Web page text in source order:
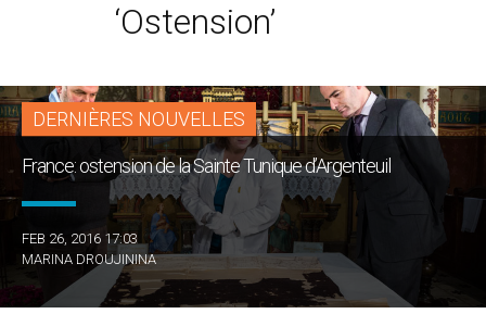
‘ostension’
DERNIÈRES NOUVELLES
France: ostension de la Sainte Tunique d’Argenteuil
FEB 26, 2016 17:03
MARINA DROUJININA